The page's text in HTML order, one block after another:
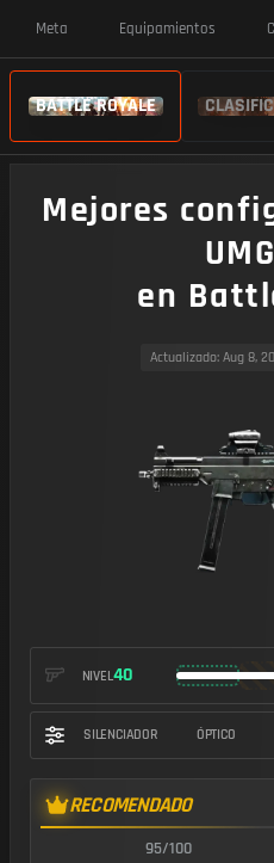
Meta Equipamientos
BATTLE ROYALE
Mejores
en
Actualizado: Aug 8,
NIVEL40
SILENCIADOR ÓPTICO
RECOMENDADO
95/100